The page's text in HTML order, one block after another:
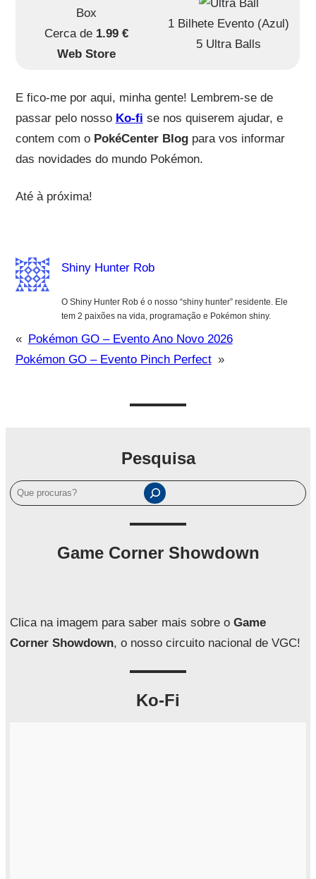
Box
Cerca de 1.99 €
Web Store
1 Bilhete Evento (Azul)
5 Ultra Balls
E fico-me por aqui, minha gente! Lembrem-se de
passar pelo nosso Ko-fi se nos quiserem ajudar, e
contem com o PokéCenter Blogpara vos informar
das novidades do mundo Pokémon.
Até à próxima!
Shiny Hunter Rob
O Shiny Hunter Rob é o nosso “shiny hunter” residente. Ele
tem 2 paixões na vida, programação e Pokémon shiny.
« Pokémon GO – Evento Ano Novo 2026
Pokémon GO – Evento Pinch Perfect »
Pesquisa
P
e
a
Game Corner Showdown
Clica na imagem para saber mais sobre o Game
Corner Showdown, o nosso circuito nacional de VGC!
Ko-Fi